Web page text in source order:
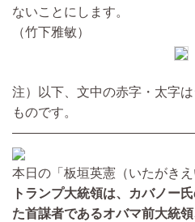
ないことにします。
（竹下雅敏）
注）以下、文中の赤字・太字
ものです。
本日の「板垣英憲（いたがきえ
トランプ大統領は、カバノー
た首謀者であるオバマ前大統